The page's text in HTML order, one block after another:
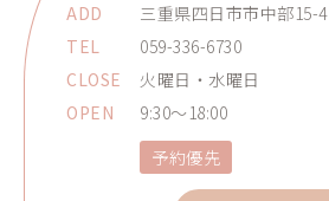
ADD
三重県四日市市中部15-4
TEL
059-336-6730
CLOSE
火曜日・水曜日
OPEN
9:30～18:00
予約優先